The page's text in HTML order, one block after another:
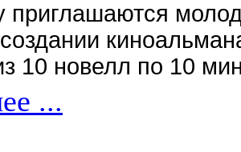
приглашаются
10 новелл по 10
...